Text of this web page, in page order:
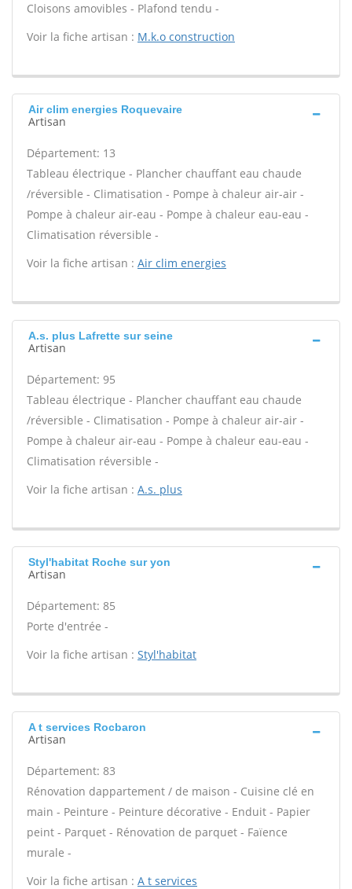
Cloisons amovibles - Plafond tendu -
Voir la fiche artisan : M.k.o construction
Air clim energies Roquevaire
Artisan
Département: 13
Tableau électrique - Plancher chauffant eau chaude
/réversible - Climatisation - Pompe à chaleur air-air -
Pompe à chaleur air-eau - Pompe à chaleur eau-eau -
Climatisation réversible -
Voir la fiche artisan : Air clim energies
A.s. plus Lafrette sur seine
Artisan
Département: 95
Tableau électrique - Plancher chauffant eau chaude
/réversible - Climatisation - Pompe à chaleur air-air -
Pompe à chaleur air-eau - Pompe à chaleur eau-eau -
Climatisation réversible -
Voir la fiche artisan : A.s. plus
Styl'habitat Roche sur yon
Artisan
Département: 85
Porte d'entrée -
Voir la fiche artisan : Styl'habitat
A t services Rocbaron
Artisan
Département: 83
Rénovation dappartement / de maison - Cuisine clé en
main - Peinture - Peinture décorative - Enduit - Papier
peint - Parquet - Rénovation de parquet - Faïence
murale -
Voir la fiche artisan : A t services